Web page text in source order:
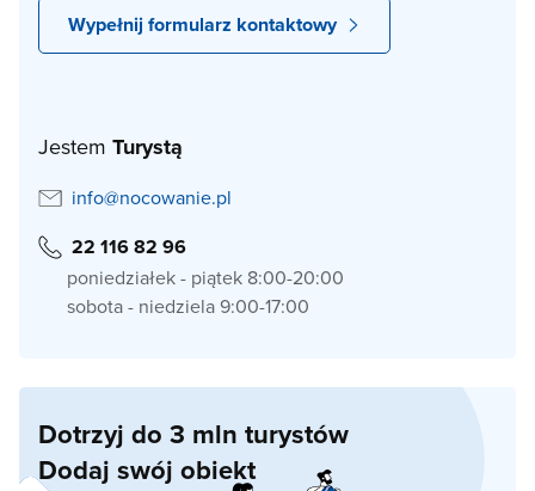
Wypełnij formularz kontaktowy
Jestem Turystą
info@nocowanie.pl
22 116 82 96
poniedziałek - piątek 8:00-20:00
sobota - niedziela 9:00-17:00
Dotrzyj do 3 mln turystów
Dodaj swój obiekt